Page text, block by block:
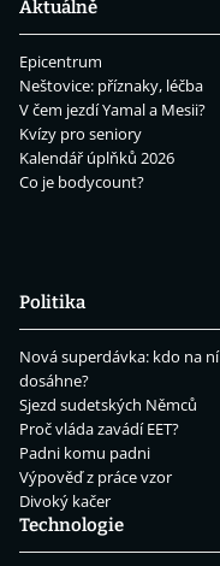
Aktuálně
Epicentrum
Neštovice: příznaky, léčba
V čem jezdí Yamal a Mesii?
Kvízy pro seniory
Kalendář úplňků 2026
Co je bodycount?
Politika
Nová superdávka: kdo na ní
dosáhne?
Sjezd sudetských Němců
Proč vláda zavádí EET?
Padni komu padni
Výpověď z práce vzor
Divoký kačer
Technologie